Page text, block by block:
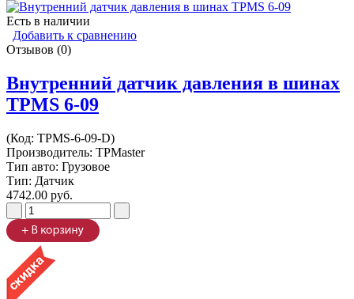
Есть в наличии
Добавить к сравнению
Отзывов (0)
Внутренний датчик давления в шинах
TPMS 6-09
(Код: TPMS-6-09-D)
Производитель: TPMaster
Тип авто: Грузовое
Тип: Датчик
4742.00 руб.